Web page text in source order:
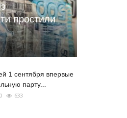
простили
1 сентября впервые
парту...
0 633